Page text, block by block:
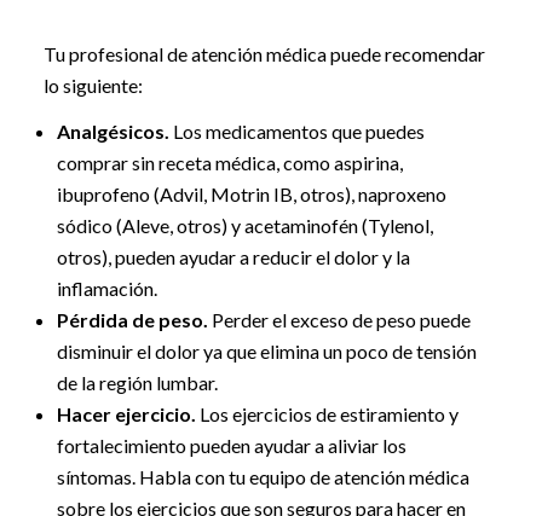
Tu profesional de atención médica puede recomendar
lo siguiente:
Analgésicos. Los medicamentos que puedes
comprar sin receta médica, como aspirina,
ibuprofeno (Advil, Motrin IB, otros), naproxeno
sódico (Aleve, otros) y acetaminofén (Tylenol,
otros), pueden ayudar a reducir el dolor y la
inflamación.
Pérdida de peso. Perder el exceso de peso puede
disminuir el dolor ya que elimina un poco de tensión
de la región lumbar.
Hacer ejercicio. Los ejercicios de estiramiento y
fortalecimiento pueden ayudar a aliviar los
síntomas. Habla con tu equipo de atención médica
sobre los ejercicios que son seguros para hacer en